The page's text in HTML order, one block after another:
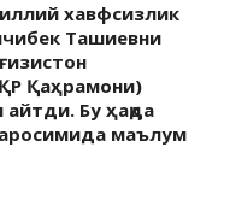
хавфсизлик
Ташиевни
Қаҳрамони)
Бу ҳақда
маълум